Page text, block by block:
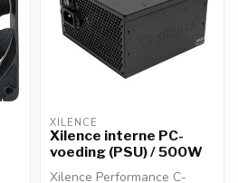
XILENCE
Xilence interne PC-
voeding (PSU) / 500W
Xilence Performance C-